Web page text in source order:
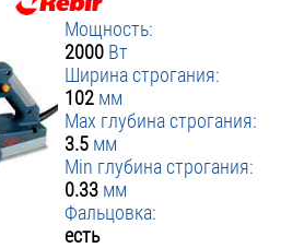
Мощность:
2000 Вт
Ширина строгания:
102 мм
Max глубина строгания:
3.5 мм
Min глубина строгания:
0.33 мм
Фальцовка:
есть